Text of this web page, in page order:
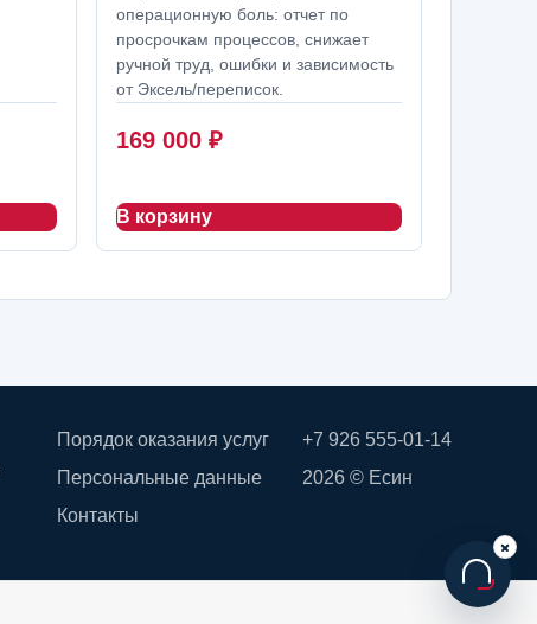
операционную боль: отчет по
просрочкам процессов, снижает
ручной труд, ошибки и зависимость
от Эксель/переписок.
169 000 ₽
В корзину
Порядок оказания услуг
Персональные данные
Контакты
+7 926 555-01-14
2026 © Есин